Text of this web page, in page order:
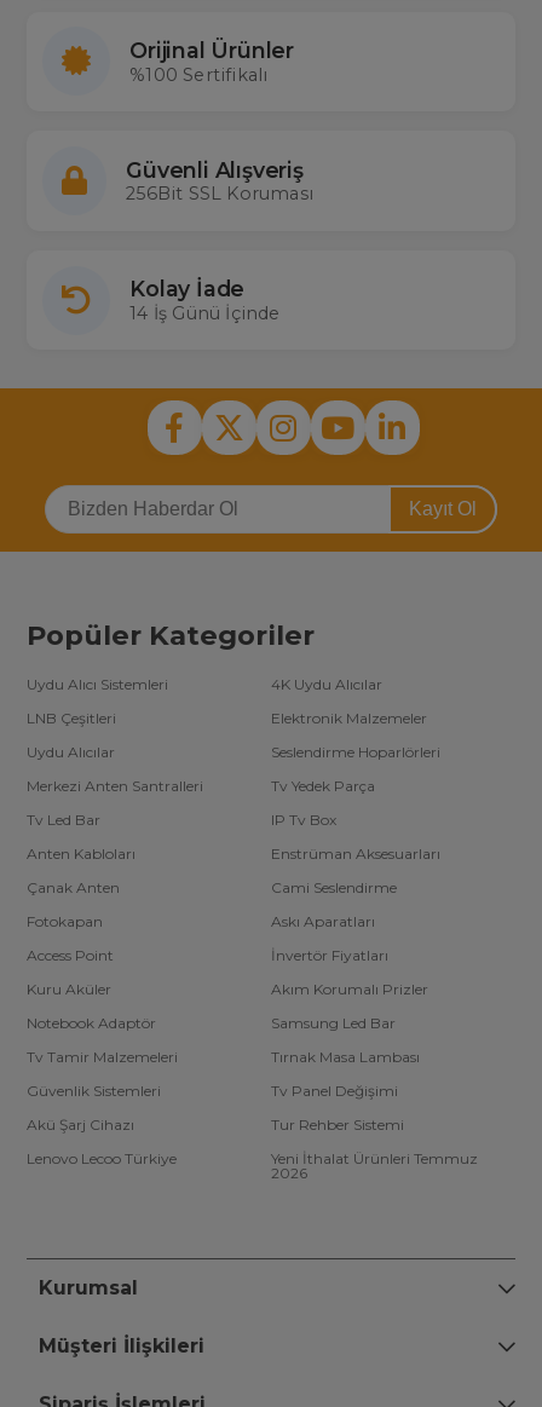
Orijinal Ürünler
%100 Sertifikalı
Güvenli Alışveriş
256Bit SSL Koruması
Kolay İade
14 İş Günü İçinde
Kayıt Ol
Popüler Kategoriler
Uydu Alıcı Sistemleri
4K Uydu Alıcılar
LNB Çeşitleri
Elektronik Malzemeler
Uydu Alıcılar
Seslendirme Hoparlörleri
Merkezi Anten Santralleri
Tv Yedek Parça
Tv Led Bar
IP Tv Box
Anten Kabloları
Enstrüman Aksesuarları
Çanak Anten
Cami Seslendirme
Fotokapan
Askı Aparatları
Access Point
İnvertör Fiyatları
Kuru Aküler
Akım Korumalı Prizler
Notebook Adaptör
Samsung Led Bar
Tv Tamir Malzemeleri
Tırnak Masa Lambası
Güvenlik Sistemleri
Tv Panel Değişimi
Akü Şarj Cihazı
Tur Rehber Sistemi
Lenovo Lecoo Türkiye
Yeni İthalat Ürünleri Temmuz
2026
Kurumsal
Müşteri İlişkileri